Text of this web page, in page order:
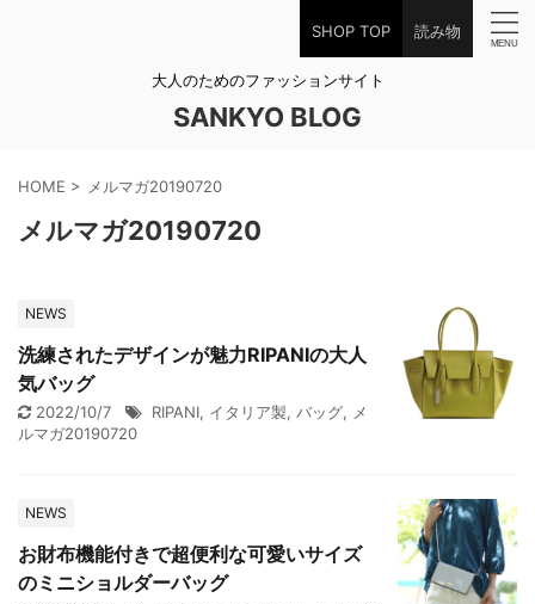
SHOP TOP 読み物
大人のためのファッションサイト
SANKYO BLOG
HOME > メルマガ20190720
メルマガ20190720
NEWS
洗練されたデザインが魅力RIPANIの大人
気バッグ
2022/10/7 RIPANI, イタリア製, バッグ, メ
ルマガ20190720
NEWS
お財布機能付きで超便利な可愛いサイズ
のミニショルダーバッグ